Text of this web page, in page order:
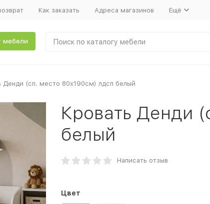
Как заказать Адреса магазинов Ещё
мебели
Денди (сп. место 80х190см) лдсп белый
Кровать Денди
белый
Написать отзыв
Цвет